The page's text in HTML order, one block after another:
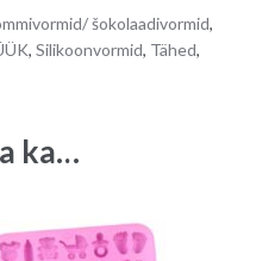
šokolaadivormid,
, Silikoonvormid, Tähed,
ka…